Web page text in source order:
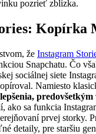
pozrieť zblízka.
Kopírka
že Instagram
Snapchatu. Čo
sociálnej siete
Namiesto
ako sa funkcia
prvej storky.
detaily, pre staršiu